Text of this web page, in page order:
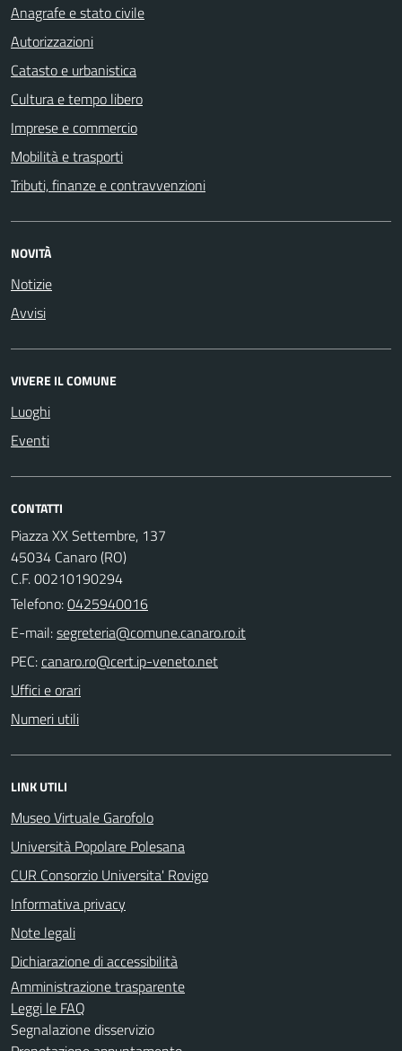
Anagrafe e stato civile
Autorizzazioni
Catasto e urbanistica
Cultura e tempo libero
Imprese e commercio
Mobilità e trasporti
Tributi, finanze e contravvenzioni
NOVITÀ
Notizie
Avvisi
VIVERE IL COMUNE
Luoghi
Eventi
CONTATTI
Piazza XX Settembre, 137
45034 Canaro (RO)
C.F. 00210190294
Telefono:0425940016
E-mail:
PEC:
Uffici e orari
Numeri utili
LINK UTILI
Museo Virtuale Garofolo
Università Popolare Polesana
CUR Consorzio Universita' Rovigo
Informativa privacy
Note legali
Dichiarazione di accessibilità
Amministrazione trasparente
Leggi le FAQ
Segnalazione disservizio